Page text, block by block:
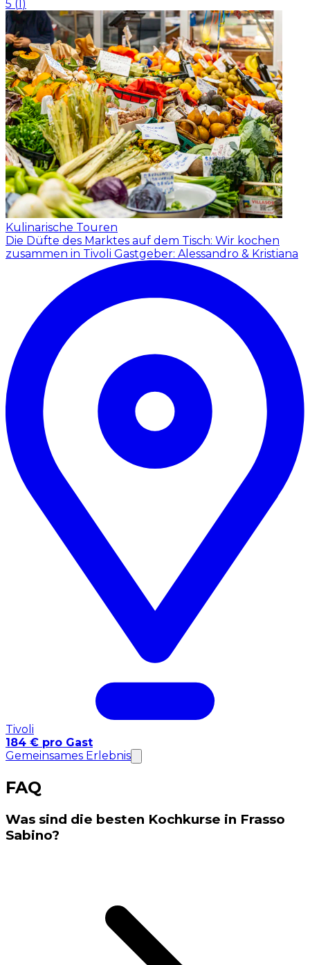
5 ( )
Kulinarische Touren
Die Düfte des Marktes auf dem Tisch: Wir kochen
zusammen in Tivoli Gastgeber: Alessandro & Kristiana
Tivoli
184 € pro Gast
Gemeinsames Erlebnis
FAQ
Was sind die besten Kochkurse in Frasso
Sabino?